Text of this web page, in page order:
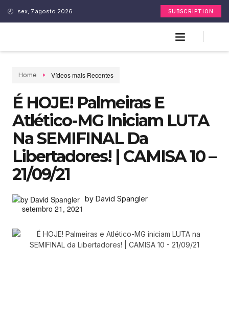
sex, 7 agosto 2026 SUBSCRIPTION
Home Vídeos mais Recentes
É HOJE! Palmeiras E
Atlético-MG Iniciam LUTA
Na SEMIFINAL Da
Libertadores! | CAMISA 10 –
21/09/21
by David Spangler
setembro 21, 2021